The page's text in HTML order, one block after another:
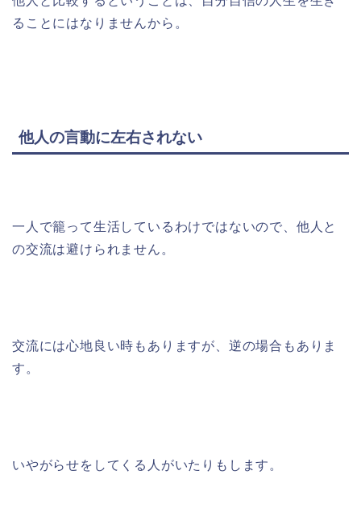
ることにはなりませんから。
他人の言動に左右されない
一人で籠って生活しているわけではないので、他人と
の交流は避けられません。
交流には心地良い時もありますが、逆の場合もありま
す。
いやがらせをしてくる人がいたりもします。